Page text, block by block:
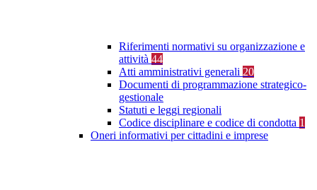
Riferimenti normativi su organizzazione e
attività 44
Atti amministrativi generali 20
Documenti di programmazione strategico-
gestionale
Statuti e leggi regionali
Codice disciplinare e codice di condotta 1
Oneri informativi per cittadini e imprese